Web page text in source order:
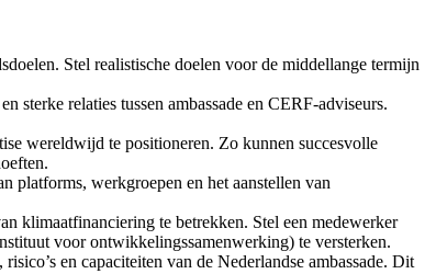
Stel realistische doelen voor de middellange termijn
sterke relaties tussen ambassade en CERF-adviseurs.
wereldwijd te positioneren. Zo kunnen succesvolle
platforms, werkgroepen en het aanstellen van
klimaatfinanciering te betrekken. Stel een medewerker
voor ontwikkelingssamenwerking) te versterken.
en capaciteiten van de Nederlandse ambassade. Dit